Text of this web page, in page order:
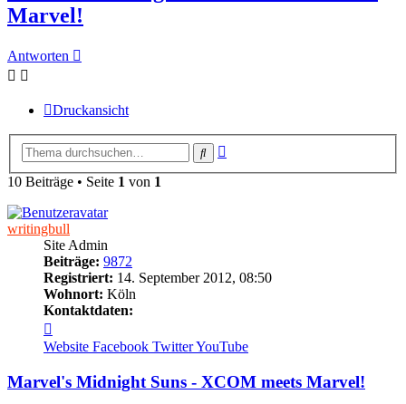
Marvel!
Antworten
Druckansicht
Suche
10 Beiträge • Seite 1 von 1
writingbull
Site Admin
Beiträge: 9872
Registriert: 14. September 2012, 08:50
Wohnort: Köln
Kontaktdaten:
von
writingbull
Website Facebook TwitterYouTube
Marvel's Midnight Suns - XCOM meets Marvel!